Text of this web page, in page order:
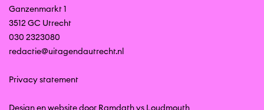
Ganzenmarkt 1
3512 GC Utrecht
030 2323080
redactie@uitagendautrecht.nl
Privacy statement
Design en website door Ramdathvs Loudmouth